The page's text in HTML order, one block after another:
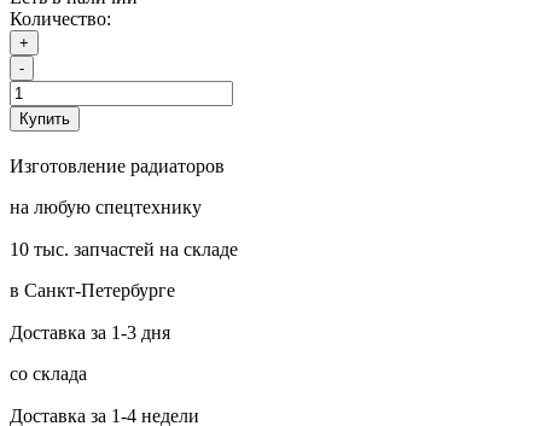
Количество:
+
-
Купить
Изготовление радиаторов
на любую спецтехнику
10 тыс. запчастей на складе
в Санкт-Петербурге
Доставка за 1-3 дня
со склада
Доставка за 1-4 недели